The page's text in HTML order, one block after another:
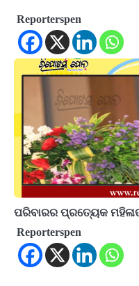
Reporterspen
ପରିବାରର ପ୍ରତ୍ୟେକ
Reporterspen